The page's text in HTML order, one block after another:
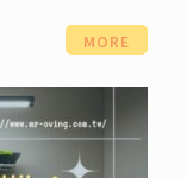
MORE